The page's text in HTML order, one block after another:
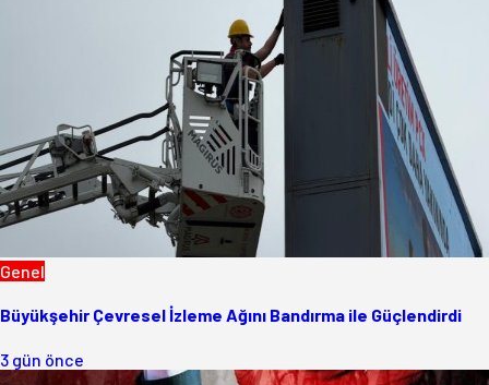
Genel
Büyükşehir Çevresel İzleme Ağını Bandırma ile Güçlendirdi
3 gün önce